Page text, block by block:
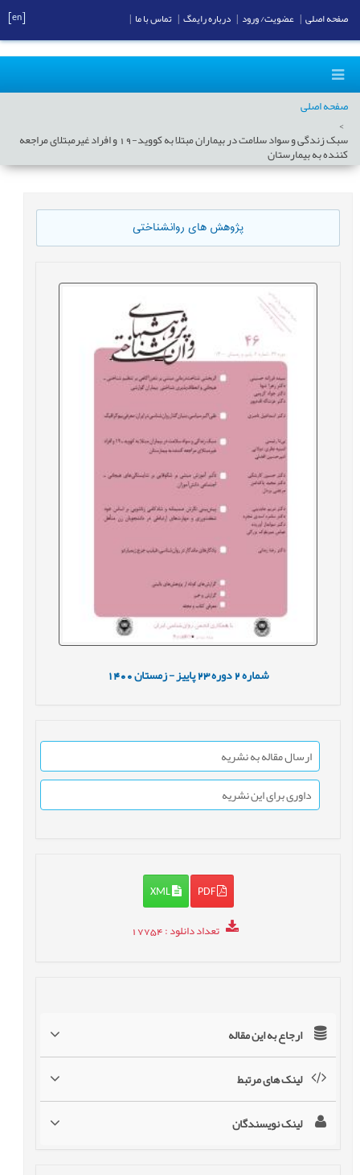
صفحه اصلی
سبک زندگی و سواد سلامت در بیماران مبتلا به کووید-19 و افراد غیرمبتلای مراجعه
کننده به بیمارستان
پژوهش های روانشناختی
شماره2 دوره23 پاییز - زمستان1400
ارسال مقاله به نشریه
داوری برای این نشریه
PDF
XML
تعداد دانلود: 17754
ارجاع به این مقاله
لینک های مرتبط
لینک نویسندگان
صفحه اصلی عضویت/ ورود درباره رایمگ تماس با ما